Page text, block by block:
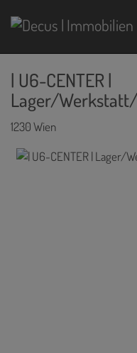
| U6-CENTER |
Lager/
1230 Wien